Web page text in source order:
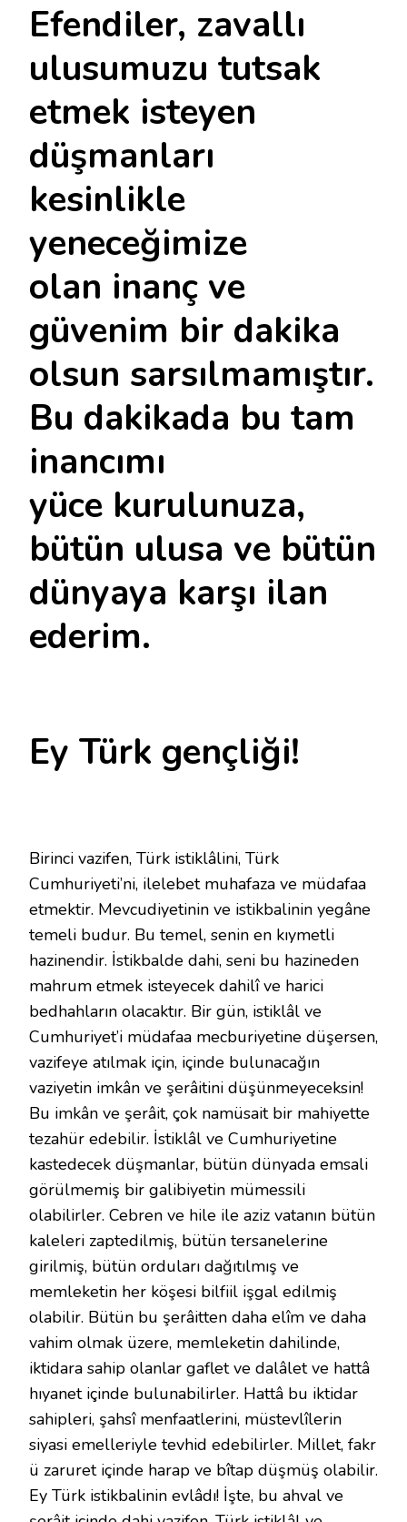
Efendiler, zavallı
ulusumuzu tutsak
etmek isteyen
düşmanları
kesinlikle
yeneceğimize
olan inanç ve
güvenim bir dakika
olsun sarsılmamıştır.
Bu dakikada bu tam
inancımı
yüce kurulunuza,
bütün ulusa ve bütün
dünyaya karşı ilan
ederim.
Ey Türk gençliği!
Birinci vazifen, Türk istiklâlini, Türk
Cumhuriyeti’ni, ilelebet muhafaza ve müdafaa
etmektir. Mevcudiyetinin ve istikbalinin yegâne
temeli budur. Bu temel, senin en kıymetli
hazinendir. İstikbalde dahi, seni bu hazineden
mahrum etmek isteyecek dahilî ve harici
bedhahların olacaktır. Bir gün, istiklâl ve
Cumhuriyet’i müdafaa mecburiyetine düşersen,
vazifeye atılmak için, içinde bulunacağın
vaziyetin imkân ve şerâitini düşünmeyeceksin!
Bu imkân ve şerâit, çok namüsait bir mahiyette
tezahür edebilir. İstiklâl ve Cumhuriyetine
kastedecek düşmanlar, bütün dünyada emsali
görülmemiş bir galibiyetin mümessili
olabilirler. Cebren ve hile ile aziz vatanın bütün
kaleleri zaptedilmiş, bütün tersanelerine
girilmiş, bütün orduları dağıtılmış ve
memleketin her köşesi bilfiil işgal edilmiş
olabilir. Bütün bu şerâitten daha elîm ve daha
vahim olmak üzere, memleketin dahilinde,
iktidara sahip olanlar gaflet ve dalâlet ve hattâ
hıyanet içinde bulunabilirler. Hattâ bu iktidar
sahipleri, şahsî menfaatlerini, müstevlîlerin
siyasi emelleriyle tevhid edebilirler. Millet, fakr
ü zaruret içinde harap ve bîtap düşmüş olabilir.
Ey Türk istikbalinin evlâdı! İşte, bu ahval ve